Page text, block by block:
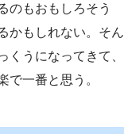
のもおもしろそう
かもしれない。そん
くうになってきて、
で一番と思う。